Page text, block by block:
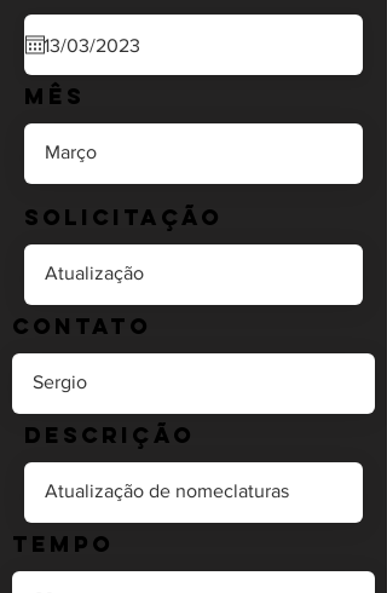
Mês
Solicitação
Contato
Descrição
Tempo